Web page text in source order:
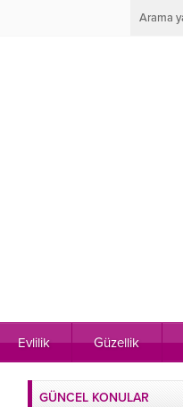
Evlilik Güzellik
GÜNCEL KONULAR